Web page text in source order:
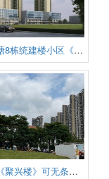
塘厦蛟乙塘8栋统建楼小区《东泰
塘厦林村《聚兴楼》可无条件分期